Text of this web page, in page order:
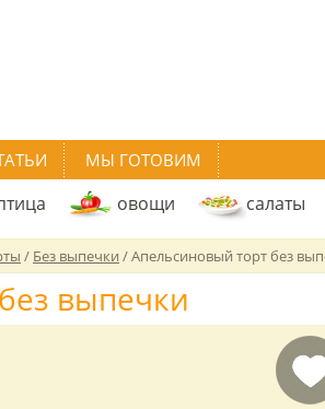
МЫ ГОТОВИМ
овощи салаты
/ Без выпечки /Апельсиновый торт без
выпечки